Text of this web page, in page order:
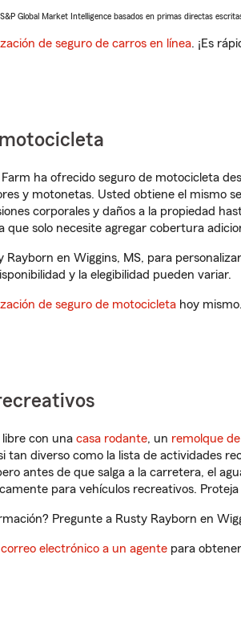
Global Market Intelligence basados en primas directas
de seguro de carros en línea. ¡Es
ha ofrecido seguro de motocicleta
y motonetas. Usted obtiene el mismo
corporales y daños a la propiedad
que solo necesite agregar cobertura
Rayborn en Wiggins, MS, para
y la elegibilidad pueden variar.
de seguro de motocicleta hoy mismo.
con una casa rodante, un remolque
tan diverso como la lista de actividades
antes de que salga a la carretera, el
para vehículos recreativos.
Pregunte a Rusty Rayborn en
electrónico a un agente para